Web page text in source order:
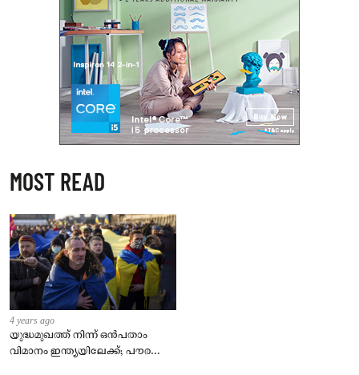
MOST READ
4 years ago
യുദ്ധമുഖത്ത് നിന്ന് ഒൻപതാം
വിമാനം ഇന്ത്യയിലേക്ക്; പൗരന്മാർ